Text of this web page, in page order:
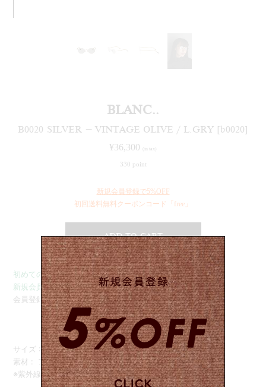
BLANC..
B0020 SILVER – VINTAGE OLIVE / L.GRY [b0020]
¥36,300 (in tax)
330 point
新規会員登録で5%OFF
初回送料無料クーポンコード「free」
ADD TO CART
初めてのご注文は送料無料: クーポンコード「free」
新規会員登録で5%OFFクーポン配布しております。
会員登録/ログインはこちら
サイズ : 50 □ 21 – 145
素材 : アセテート、チタン
※紫外線カット